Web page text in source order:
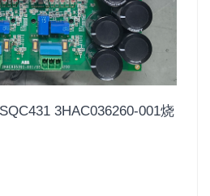
3HAC036260-001烧